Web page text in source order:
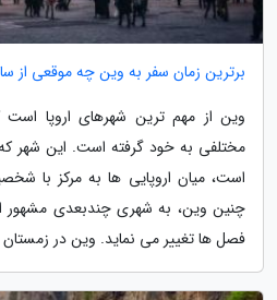
برترین زمان سفر به وین چه موقعی از
وین از مهم ترین شهرهای اروپا
مختلفی به خود گرفته است. این شهر
است، میان اروپایی ها به مرکز با
چنین وین، به شهری چندبعدی مشهور
فصل ها تغییر می نماید. وین در زمستان